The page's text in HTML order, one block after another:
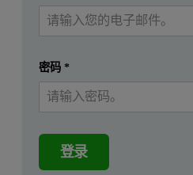
与传统粉末冶金方法相比，
2. 独一无二的工艺
增材制造是一种“根据3D模
增材制造机器中使用了多种
密码 *
登录